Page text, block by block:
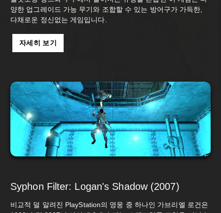
양한 업그레이드 가능 무기와 조합할 수 있는 방어구가 가득한,
다채로운 정신없는 게임입니다.
자세히 보기
Syphon Filter: Logan's Shadow (2007)
비교적 덜 알려진 PlayStation의 영웅 중 하나인 가브리엘 로건은